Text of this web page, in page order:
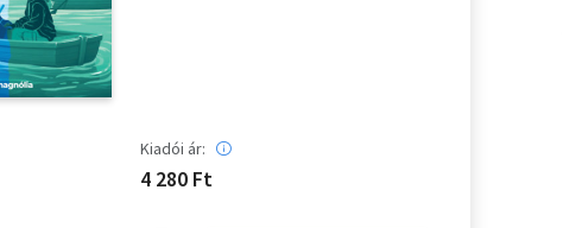
Kiadói ár:
4 280 Ft